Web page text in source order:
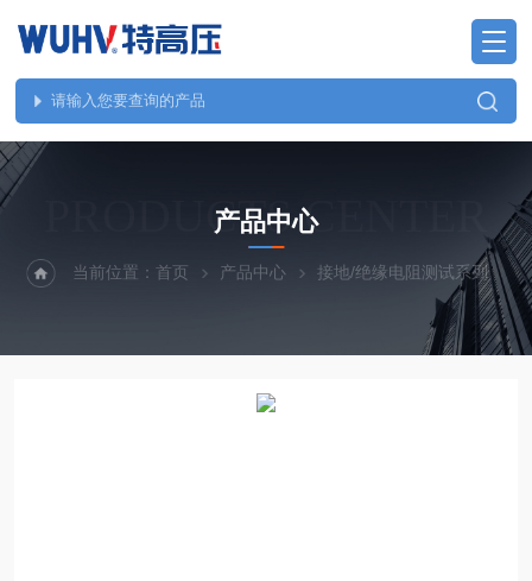
PRODUCTS CENTER
产品中心
当前位置：首页 产品中心 接地/绝缘电阻测试系列